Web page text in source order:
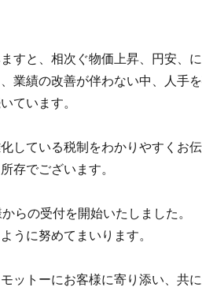
すと、相次ぐ物価上昇、円安、
業績の改善が伴わない中、人手
ています。
している税制をわかりやすくお
存でございます。
らの受付を開始いたしました。
うに努めてまいります。
ットーにお客様に寄り添い、共